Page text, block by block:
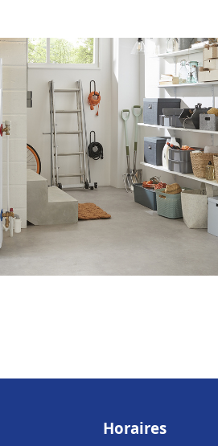
Horaires